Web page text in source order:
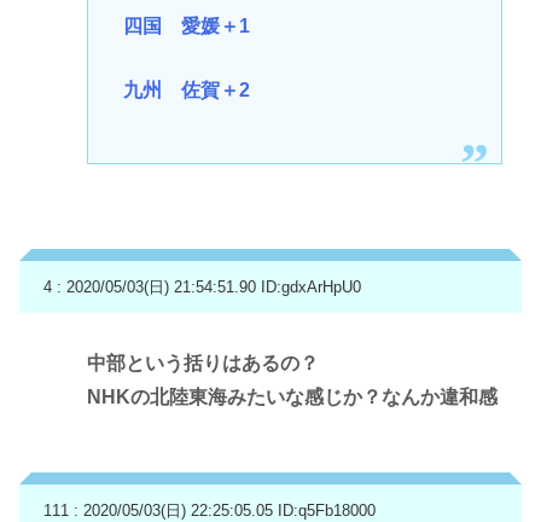
四国 愛媛＋1
九州 佐賀＋2
4 : 2020/05/03(日) 21:54:51.90 ID:gdxArHpU0
中部という括りはあるの？
NHKの北陸東海みたいな感じか？なんか違和感
111 : 2020/05/03(日) 22:25:05.05 ID:q5Fb18000